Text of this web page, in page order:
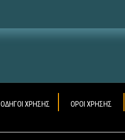
ΟΔΗΓΟΙ ΧΡΗΣΗΣ ΟΡΟΙ ΧΡΗΣΗΣ